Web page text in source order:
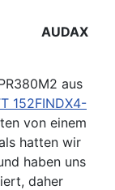
AUDAX
aus
152FINDX4-
von einem
hatten wir
haben uns
daher